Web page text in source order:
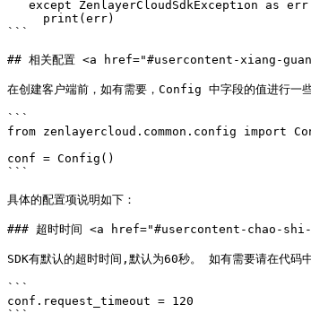
```
## 相关配置 <a href="#usercontent-xiang-
在创建客户端前，如有需要，Config 中字段的值进行一些
```
from zenlayercloud.common.config import
conf = Config()
```
具体的配置项说明如下：
### 超时时间 <a href="#usercontent-
SDK有默认的超时时间,默认为60秒。 如有需要请在代码
```
conf.request_timeout = 120
```